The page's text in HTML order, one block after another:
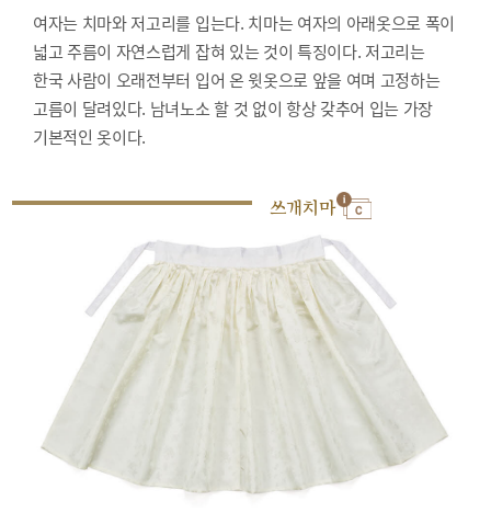
여자는 치마와 저고리를 입는다. 치마는 여자의 아래옷으로 폭이
넓고 주름이 자연스럽게 잡혀 있는 것이 특징이다. 저고리는
한국 사람이 오래전부터 입어 온 윗옷으로 앞을 여며 고정하는
고름이 달려있다. 남녀노소 할 것 없이 항상 갖추어 입는 가장
기본적인 옷이다.
쓰개치마